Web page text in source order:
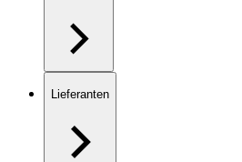
Lieferanten